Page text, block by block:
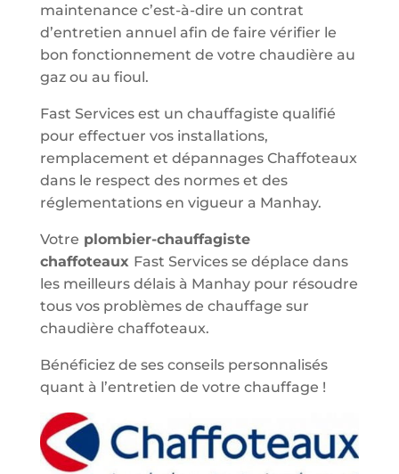
maintenance c’est-à-dire un contrat
d’entretien annuel afin de faire vérifier le
bon fonctionnement de votre chaudière au
gaz ou au fioul.
Fast Services est un chauffagiste qualifié
pour effectuer vos installations,
remplacement et dépannages Chaffoteaux
dans le respect des normes et des
réglementations en vigueur a Manhay.
Votre plombier-chauffagiste
chaffoteaux Fast Services se déplace dans
les meilleurs délais à Manhay pour résoudre
tous vos problèmes de chauffage sur
chaudière chaffoteaux.
Bénéficiez de ses conseils personnalisés
quant à l’entretien de votre chauffage !